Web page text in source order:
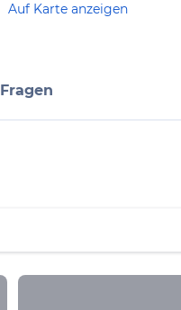
Auf Karte anzeigen
Fragen